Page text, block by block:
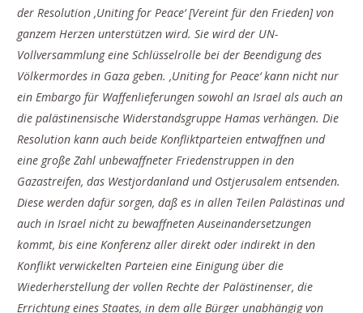
der Resolution ‚Uniting for Peace‘ [Vereint für den Frieden] von
ganzem Herzen unterstützen wird. Sie wird der UN-
Vollversammlung eine Schlüsselrolle bei der Beendigung des
Völkermordes in Gaza geben. ,Uniting for Peace‘ kann nicht nur
ein Embargo für Waffenlieferungen sowohl an Israel als auch an
die palästinensische Widerstandsgruppe Hamas verhängen. Die
Resolution kann auch beide Konfliktparteien entwaffnen und
eine große Zahl unbewaffneter Friedenstruppen in den
Gazastreifen, das Westjordanland und Ostjerusalem entsenden.
Diese werden dafür sorgen, daß es in allen Teilen Palästinas und
auch in Israel nicht zu bewaffneten Auseinandersetzungen
kommt, bis eine Konferenz aller direkt oder indirekt in den
Konflikt verwickelten Parteien eine Einigung über die
Wiederherstellung der vollen Rechte der Palästinenser, die
Errichtung eines Staates, in dem alle Bürger unabhängig von